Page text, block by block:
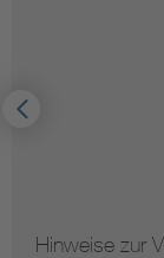
Hinweise zur